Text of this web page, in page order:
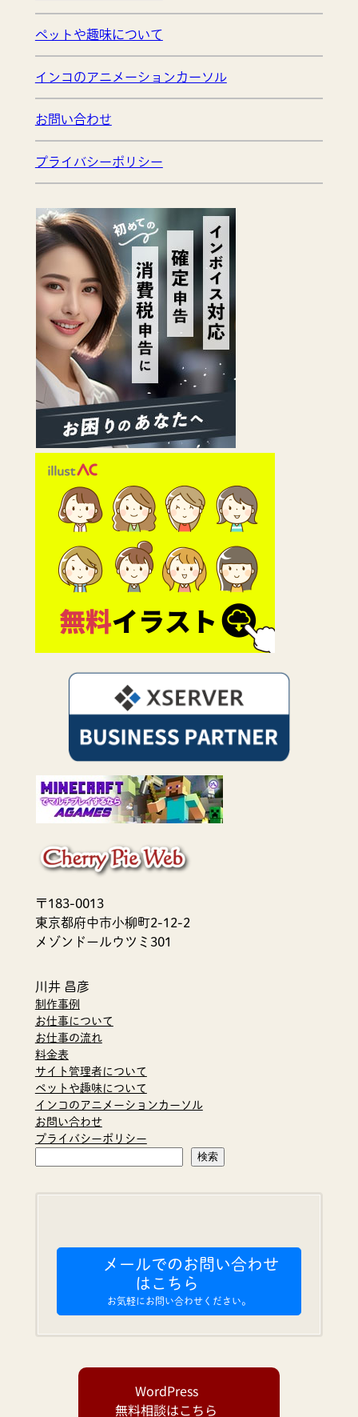
ペットや趣味について
インコのアニメーションカーソル
お問い合わせ
プライバシーポリシー
〒183-0013
東京都府中市小柳町2-12-2
メゾンドールウツミ301
川井 昌彦
制作事例
お仕事について
お仕事の流れ
料金表
サイト管理者について
ペットや趣味について
インコのアニメーションカーソル
お問い合わせ
プライバシーポリシー
検索
メールでのお問い合わせ
はこちら
お気軽にお問い合わせください。
WordPress
無料相談はこちら